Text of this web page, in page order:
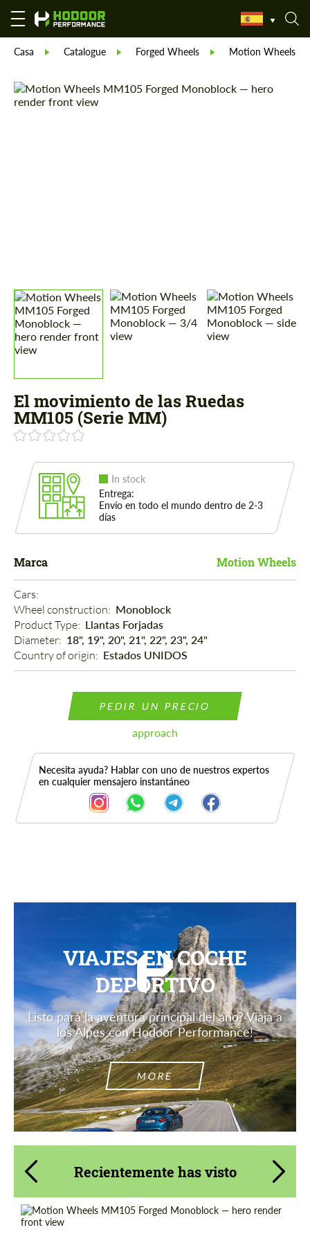
Casa Catalogue Forged Wheels Motion Wheels
El movimiento de las Ruedas
MM105 (Serie MM)
In stock
Entrega:
Envío en todo el mundo dentro de 2-3
días
Marca Motion Wheels
Cars:
Wheel construction: Monoblock
Product Type: Llantas Forjadas
Diameter: 18", 19", 20", 21", 22", 23", 24"
Country of origin: Estados UNIDOS
PEDIR UN PRECIO
approach
Necesita ayuda? Hablar con uno de nuestros expertos
en cualquier mensajero instantáneo
VIAJES EN COCHE
DEPORTIVO
Listo para la aventura principal del año? Viaja a
los Alpes con Hodoor Performance!
MORE
Recientemente has visto